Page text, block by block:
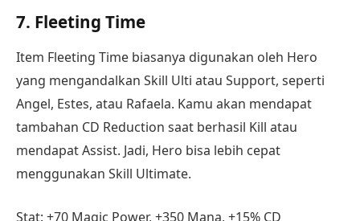
7. Fleeting Time
Item Fleeting Time biasanya digunakan oleh Hero
yang mengandalkan Skill Ulti atau Support, seperti
Angel, Estes, atau Rafaela. Kamu akan mendapat
tambahan CD Reduction saat berhasil Kill atau
mendapat Assist. Jadi, Hero bisa lebih cepat
menggunakan Skill Ultimate.
Stat: +70 Magic Power, +350 Mana, +15% CD